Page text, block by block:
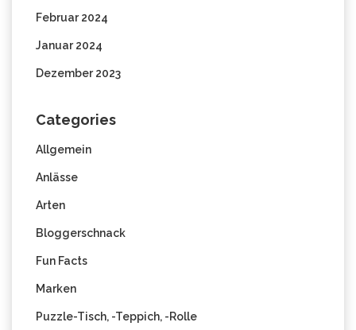
Februar 2024
Januar 2024
Dezember 2023
Categories
Allgemein
Anlässe
Arten
Bloggerschnack
Fun Facts
Marken
Puzzle-Tisch, -Teppich, -Rolle